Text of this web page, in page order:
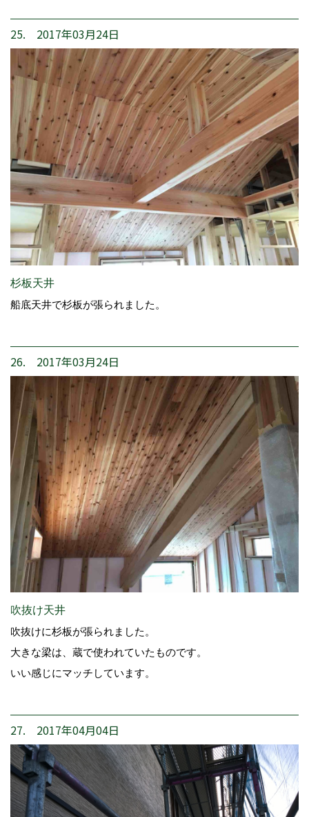
25. 2017年03月24日
杉板天井
船底天井で杉板が張られました。
26. 2017年03月24日
吹抜け天井
吹抜けに杉板が張られました。
大きな梁は、蔵で使われていたものです。
いい感じにマッチしています。
27. 2017年04月04日